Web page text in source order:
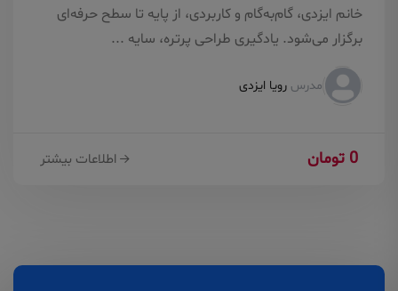
خانم ایزدی، گام‌به‌گام و کاربردی، از پایه تا سطح حرفه‌ای
برگزار می‌شود. یادگیری طراحی پرتره، سایه‌ ...
مدرس رویا ایزدی
0 تومان اطلاعات بیشتر